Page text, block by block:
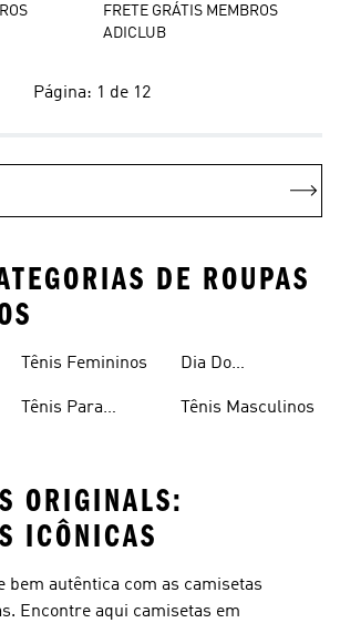
FRETE GRÁTIS MEMBROS
ADICLUB
Página: 1 de 12
DE ROUPAS
Tênis Femininos
Tênis Para
Dia Do
Tênis Masculinos
ORIGINALS:
ICÔNICAS
bem autêntica com as camisetas
Encontre aqui camisetas em